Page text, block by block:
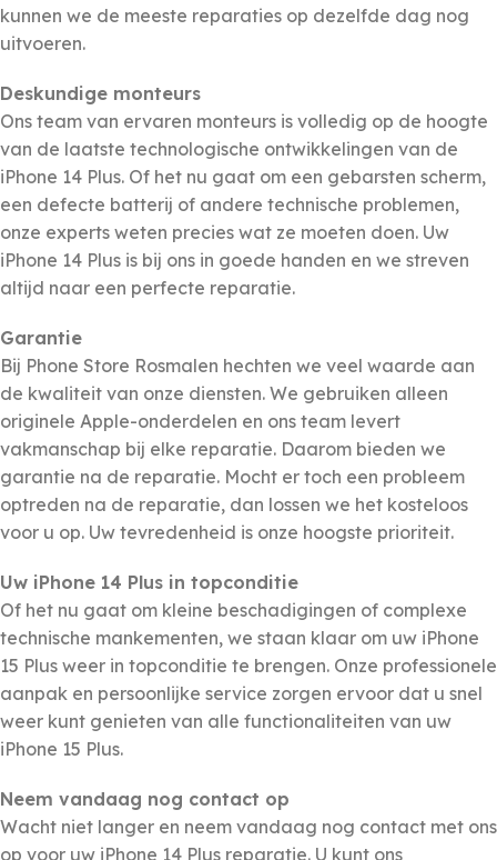
kunnen we de meeste reparaties op dezelfde dag nog
uitvoeren.
Deskundige monteurs
Ons team van ervaren monteurs is volledig op de hoogte
van de laatste technologische ontwikkelingen van de
iPhone 14 Plus. Of het nu gaat om een gebarsten scherm,
een defecte batterij of andere technische problemen,
onze experts weten precies wat ze moeten doen. Uw
iPhone 14 Plus is bij ons in goede handen en we streven
altijd naar een perfecte reparatie.
Garantie
Bij Phone Store Rosmalen hechten we veel waarde aan
de kwaliteit van onze diensten. We gebruiken alleen
originele Apple-onderdelen en ons team levert
vakmanschap bij elke reparatie. Daarom bieden we
garantie na de reparatie. Mocht er toch een probleem
optreden na de reparatie, dan lossen we het kosteloos
voor u op. Uw tevredenheid is onze hoogste prioriteit.
Uw iPhone 14 Plus in topconditie
Of het nu gaat om kleine beschadigingen of complexe
technische mankementen, we staan klaar om uw iPhone
15 Plus weer in topconditie te brengen. Onze professionele
aanpak en persoonlijke service zorgen ervoor dat u snel
weer kunt genieten van alle functionaliteiten van uw
iPhone 15 Plus.
Neem vandaag nog contact op
Wacht niet langer en neem vandaag nog contact met ons
op voor uw iPhone 14 Plus reparatie. U kunt ons